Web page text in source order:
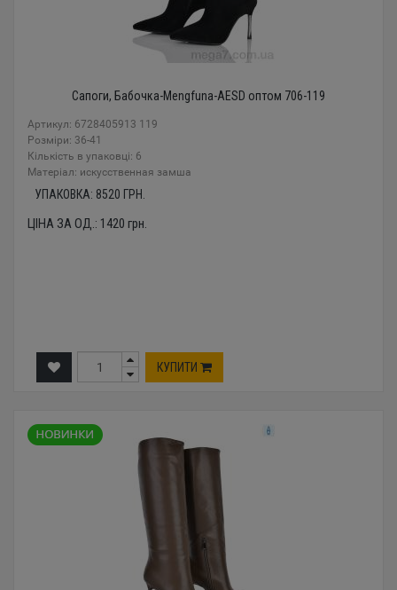
Сапоги, Бабочка-Mengfuna-AESD оптом 706-119
Артикул: 6728405913 119
Розміри: 36-41
Кількість в упаковці: 6
Mатеріал: искусственная замша
УПАКОВКА: 8520 ГРН.
ЦІНА ЗА ОД.: 1420 грн.
КУПИТИ